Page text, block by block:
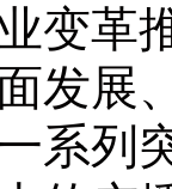
变革
发展
系列